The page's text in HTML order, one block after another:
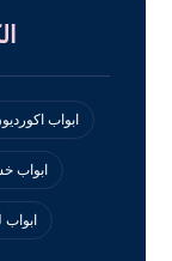
ابواب
ابواب